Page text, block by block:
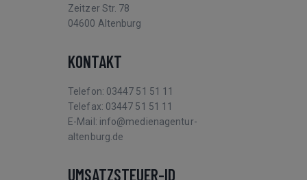
Zeitzer Str. 78
04600 Altenburg
KONTAKT
Telefon: 03447 51 51 11
Telefax: 03447 51 51 11
E-Mail: info@medienagentur-
altenburg.de
UMSATZSTEUER-ID